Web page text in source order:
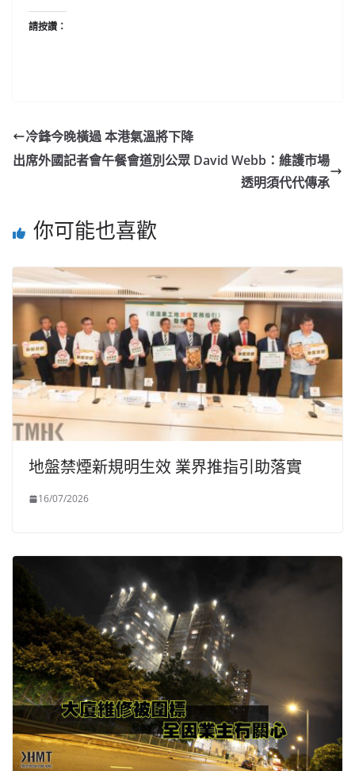
請按讚：
冷鋒今晚橫過 本港氣溫將下降
出席外國記者會午餐會道別公眾 David Webb：維護市場
透明須代代傳承
你可能也喜歡
地盤禁煙新規明生效 業界推指引助落實
16/07/2026